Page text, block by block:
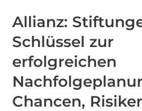
Allianz:
Schlüssel zur
erfolgreichen
Chancen,